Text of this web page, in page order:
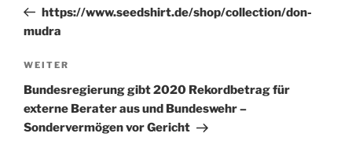
Beitrag
https://www.seedshirt.de/shop/collection/don-
mudra
Nächster
Beitrag
WEITER
Bundesregierung gibt 2020 Rekordbetrag für
externe Berater aus und Bundeswehr –
Sondervermögen vor Gericht